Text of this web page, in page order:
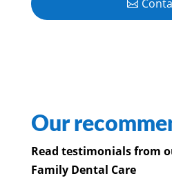
Our
Read testimonials from
Family Dental Care